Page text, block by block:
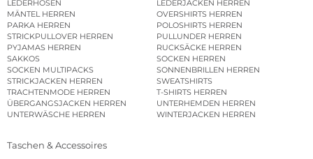
LEDERHOSEN
LEDERJACKEN HERREN
MÄNTEL HERREN
OVERSHIRTS HERREN
PARKA HERREN
POLOSHIRTS HERREN
STRICKPULLOVER HERREN
PULLUNDER HERREN
PYJAMAS HERREN
RUCKSÄCKE HERREN
SAKKOS
SOCKEN HERREN
SOCKEN MULTIPACKS
SONNENBRILLEN HERREN
STRICKJACKEN HERREN
SWEATSHIRTS
TRACHTENMODE HERREN
T-SHIRTS HERREN
ÜBERGANGSJACKEN HERREN
UNTERHEMDEN HERREN
UNTERWÄSCHE HERREN
WINTERJACKEN HERREN
Taschen & Accessoires